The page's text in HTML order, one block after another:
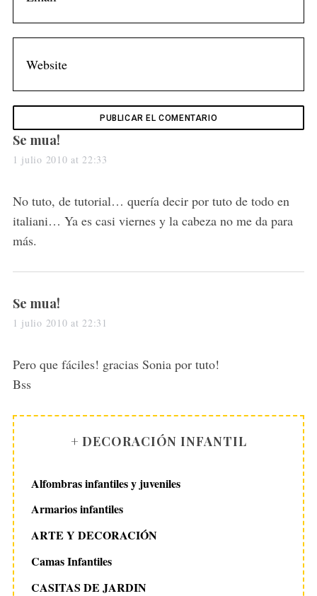
s
a
s
:
Se mua!
1 julio 2010 at 22:33
No tuto, de tutorial… quería decir por tuto de todo en
italiani… Ya es casi viernes y la cabeza no me da para
más.
s
a
s
:
Se mua!
1 julio 2010 at 22:31
Pero que fáciles! gracias Sonia por tuto!
Bss
+ DECORACIÓN INFANTIL
Alfombras infantiles y juveniles
Armarios infantiles
ARTE Y DECORACIÓN
Camas Infantiles
CASITAS DE JARDIN